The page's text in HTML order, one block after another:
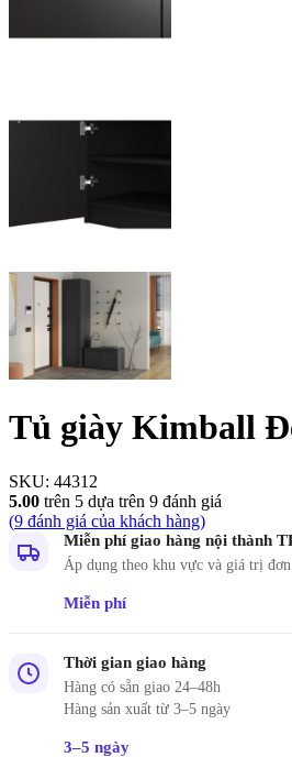
Tủ giày Kimball
SKU: 44312
5.00 trên 5 dựa trên 9 đánh giá
(9 đánh giá của khách hàng)
Miễn phí giao hàng nội thành
Áp dụng theo khu vực và giá trị
Miễn phí
Thời gian giao hàng
Hàng có sẵn giao 24–48h
Hàng sản xuất từ 3–5 ngày
3–5 ngày